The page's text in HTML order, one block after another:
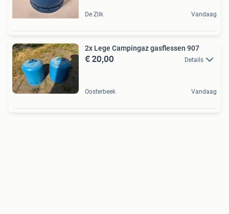
De Zilk Vandaag
2x Lege Campingaz gasflessen 907
€ 20,00 Details
Oosterbeek Vandaag